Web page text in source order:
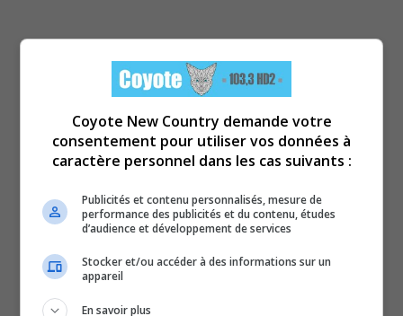
Coyote New Country demande votre
consentement pour utiliser vos données à
caractère personnel dans les cas suivants :
Publicités et contenu personnalisés, mesure de
performance des publicités et du contenu, études
d’audience et développement de services
Stocker et/ou accéder à des informations sur un
appareil
En savoir plus